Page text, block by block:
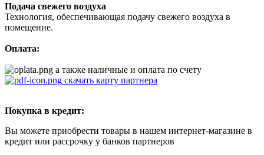
Подача свежего воздуха
Технология, обеспечивающая подачу свежего воздуха в
помещение.
Оплата:
а также наличные и оплата по счету
скачать карту партнера
Покупка в кредит:
Вы можете приобрести товары в нашем интернет-магазине в
кредит или рассрочку у банков партнеров